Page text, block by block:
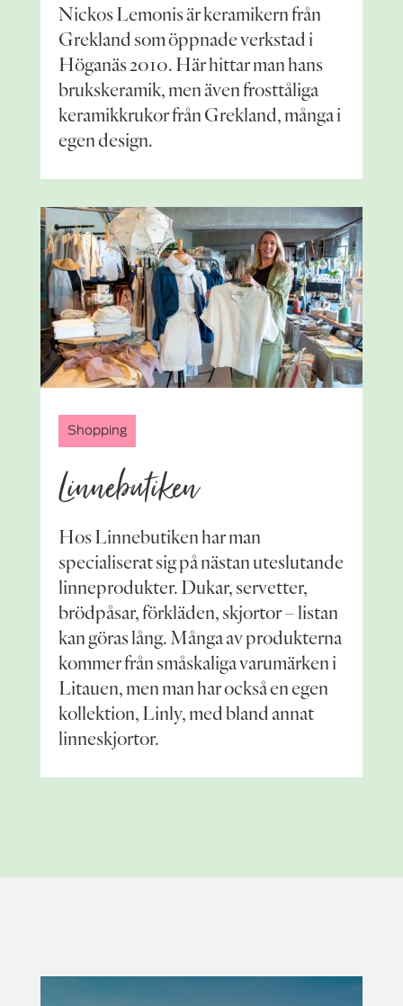
Nickos Lemonis är keramikern från
Grekland som öppnade verkstad i
Höganäs 2010. Här hittar man hans
brukskeramik, men även frosttåliga
keramikkrukor från Grekland, många i
egen design.
Shopping
Linnebutiken
Hos Linnebutiken har man
specialiserat sig på nästan uteslutande
linneprodukter. Dukar, servetter,
brödpåsar, förkläden, skjortor – listan
kan göras lång. Många av produkterna
kommer från småskaliga varumärken i
Litauen, men man har också en egen
kollektion, Linly, med bland annat
linneskjortor.